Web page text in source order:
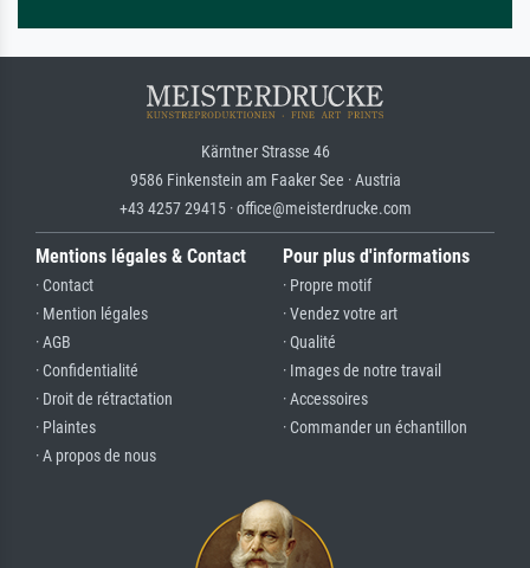
Kärntner Strasse 46
9586 Finkenstein am Faaker See · Austria
+43 4257 29415 · office@meisterdrucke.com
Mentions légales & Contact
· Contact
· Mention légales
· AGB
· Confidentialité
· Droit de rétractation
· Plaintes
· A propos de nous
Pour plus d'informations
· Propre motif
· Vendez votre art
· Qualité
· Images de notre travail
· Accessoires
· Commander un échantillon